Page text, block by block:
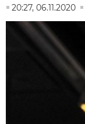
20:27, 06.11.2020